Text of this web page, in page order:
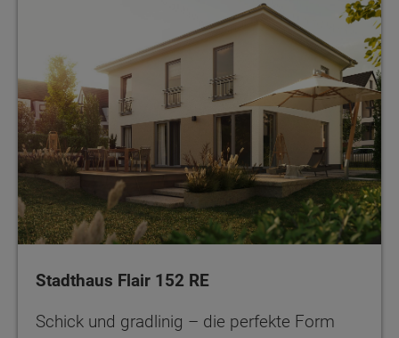
Stadthaus Flair 152 RE
Schick und gradlinig – die perfekte Form